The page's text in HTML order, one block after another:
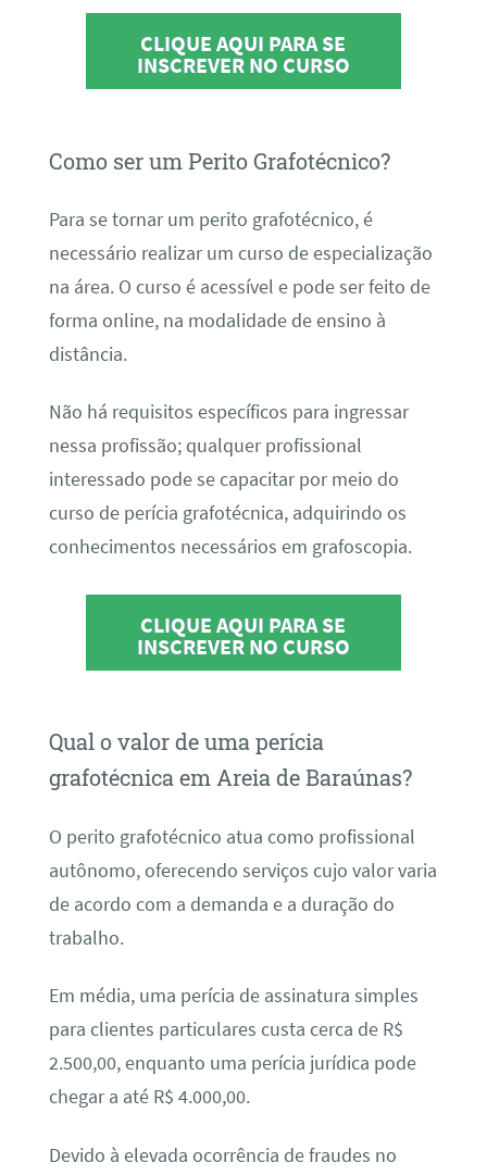
CLIQUE AQUI PARA SE
INSCREVER NO CURSO
Como ser um Perito Grafotécnico?
Para se tornar um perito grafotécnico, é
necessário realizar um curso de especialização
na área. O curso é acessível e pode ser feito de
forma online, na modalidade de ensino à
distância.
Não há requisitos específicos para ingressar
nessa profissão; qualquer profissional
interessado pode se capacitar por meio do
curso de perícia grafotécnica, adquirindo os
conhecimentos necessários em grafoscopia.
CLIQUE AQUI PARA SE
INSCREVER NO CURSO
Qual o valor de uma perícia
grafotécnica em Areia de Baraúnas?
O perito grafotécnico atua como profissional
autônomo, oferecendo serviços cujo valor varia
de acordo com a demanda e a duração do
trabalho.
Em média, uma perícia de assinatura simples
para clientes particulares custa cerca de R$
2.500,00, enquanto uma perícia jurídica pode
chegar a até R$ 4.000,00.
Devido à elevada ocorrência de fraudes no